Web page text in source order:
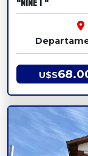
U$S